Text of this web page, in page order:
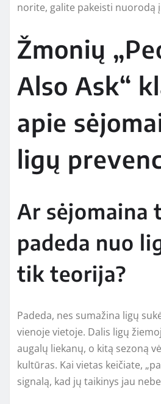
norite, galite pakeisti nuorodą
Žmonių
Also Ask“
apie
ligų
Ar sėjomaina
padeda nuo
tik teorija?
Padeda, nes sumažina ligų
vienoje vietoje. Dalis ligų
augalų liekanų, o kitą sezoną
kultūras. Kai vietas keičiate,
signalą, kad jų taikinys jau